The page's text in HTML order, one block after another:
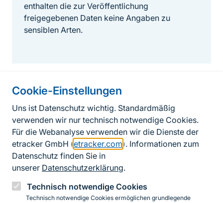
Cookie-Einstellungen
Uns ist Datenschutz wichtig. Standardmäßig
verwenden wir nur technisch notwendige Cookies.
Für die Webanalyse verwenden wir die Dienste der
etracker GmbH (etracker.com ). Informationen zum
Datenschutz finden Sie in
unserer Datenschutzerklärung.
Technisch notwendige Cookies
Technisch notwendige Cookies ermöglichen grundlegende
enthalten die zur Veröffentlichung
freigegebenen Daten keine Angaben zu
sensiblen Arten.
Informationen zur Seite
FußzeileKontakt zum BfN
Kontaktformular
Erklärung zur Barrierefreiheit
Impressum